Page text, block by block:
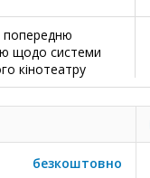
щодо системи
кінотеатру
безкоштовно